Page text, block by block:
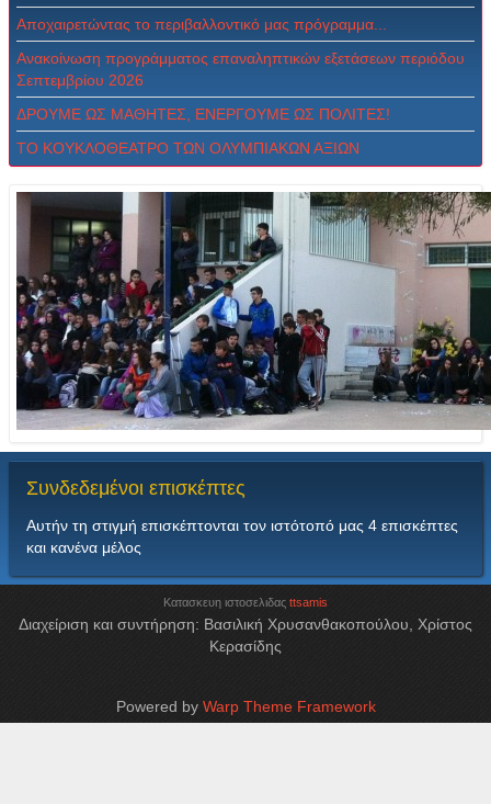
Αποχαιρετώντας το περιβαλλοντικό μας πρόγραμμα...
Ανακοίνωση προγράμματος επαναληπτικών εξετάσεων περιόδου
Σεπτεμβρίου 2026
ΔPOYME ΩΣ MAΘHTEΣ, ENEPΓOYME ΩΣ ΠOΛITEΣ!
ΤΟ ΚΟΥΚΛΟΘΕΑΤΡΟ ΤΩΝ ΟΛΥΜΠΙΑΚΩΝ ΑΞΙΩΝ
Συνδεδεμένοι επισκέπτες
Αυτήν τη στιγμή επισκέπτονται τον ιστότοπό μας 4 επισκέπτες
και κανένα μέλος
Κατασκευη ιστοσελιδας ttsamis
Διαχείριση και συντήρηση: Βασιλική Χρυσανθακοπούλου, Χρίστος
Κερασίδης
Powered by Warp Theme Framework